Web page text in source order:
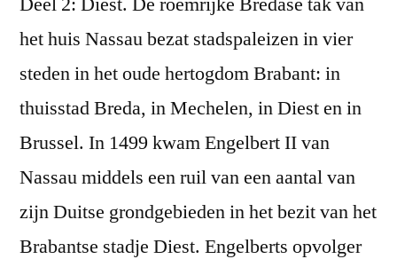
het huis Nassau bezat stadspaleizen in vier
steden in het oude hertogdom Brabant: in
thuisstad Breda, in Mechelen, in Diest en in
Brussel. In 1499 kwam Engelbert II van
Nassau middels een ruil van een aantal van
zijn Duitse grondgebieden in het bezit van het
Brabantse stadje Diest. Engelberts opvolger